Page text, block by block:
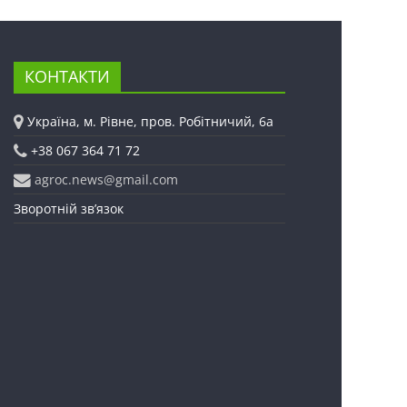
КОНТАКТИ
Україна, м. Рівне, пров. Робітничий, 6а
+38 067 364 71 72
agroc.news@gmail.com
Зворотній зв’язок